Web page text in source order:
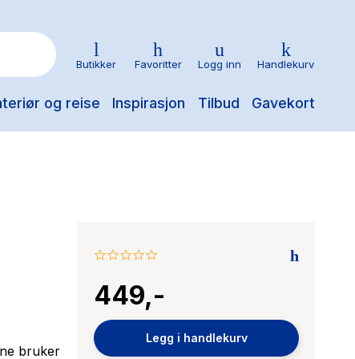
og reise Inspirasjon Tilbud Gavekort
Butikker Favoritter Logg inn Handlekurv
0.0
rating
449,-
Legg i handlekurv
bruker